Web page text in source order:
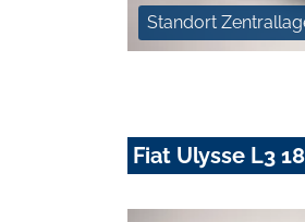
Standort
Fiat Ulysse L3